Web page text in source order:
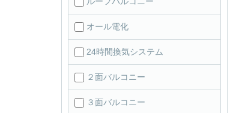
オール電化
24時間換気システム
２面バルコニー
３面バルコニー